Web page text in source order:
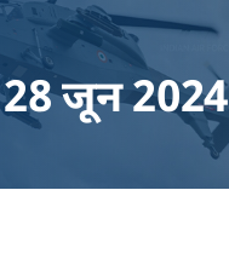
जून 2024